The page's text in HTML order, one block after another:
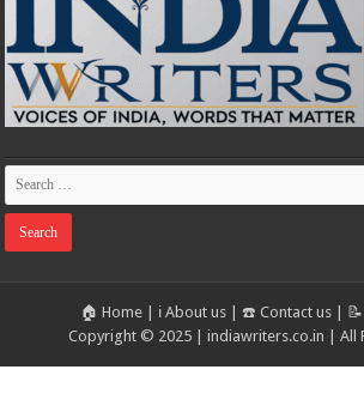
🏠 Home| ℹ️ About us| ☎️ Contact us|
Copyright © 2025 | indiawriters.co.in | All